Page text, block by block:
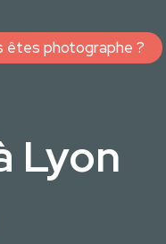
êtes photographe ?
Lyon